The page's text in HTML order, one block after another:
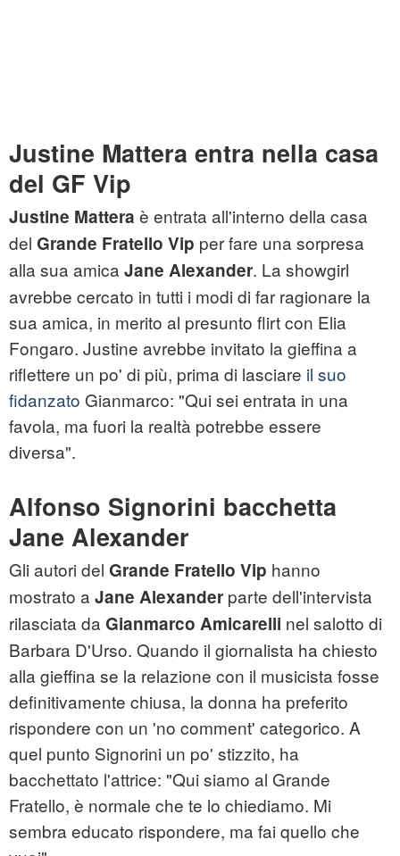
Justine Mattera entra nella casa
del GF Vip
Justine Mattera è entrata all'interno della casa
del Grande Fratello Vip per fare una sorpresa
alla sua amica Jane Alexander. La showgirl
avrebbe cercato in tutti i modi di far ragionare la
sua amica, in merito al presunto flirt con Elia
Fongaro. Justine avrebbe invitato la gieffina a
riflettere un po' di più, prima di lasciare il suo
fidanzato Gianmarco: "Qui sei entrata in una
favola, ma fuori la realtà potrebbe essere
diversa".
Alfonso Signorini bacchetta
Jane Alexander
Gli autori del Grande Fratello Vip hanno
mostrato a Jane Alexander parte dell'intervista
rilasciata da Gianmarco Amicarelli nel salotto di
Barbara D'Urso. Quando il giornalista ha chiesto
alla gieffina se la relazione con il musicista fosse
definitivamente chiusa, la donna ha preferito
rispondere con un 'no comment' categorico. A
quel punto Signorini un po' stizzito, ha
bacchettato l'attrice: "Qui siamo al Grande
Fratello, è normale che te lo chiediamo. Mi
sembra educato rispondere, ma fai quello che